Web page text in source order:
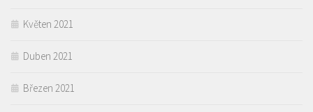
Květen 2021
Duben 2021
Březen 2021